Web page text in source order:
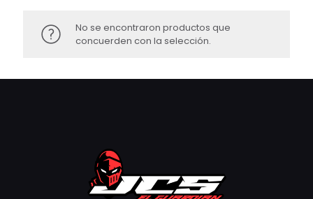
No se encontraron productos que
concuerden con la selección.